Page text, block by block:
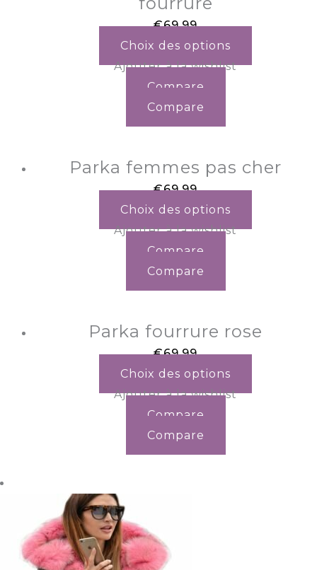
€69.99
Choix des options
Ajouter à la wishlist
Compare
Compare
Parka femmes pas cher
€69.99
Choix des options
Ajouter à la wishlist
Compare
Compare
Parka fourrure rose
€69.99
Choix des options
Ajouter à la wishlist
Compare
Compare